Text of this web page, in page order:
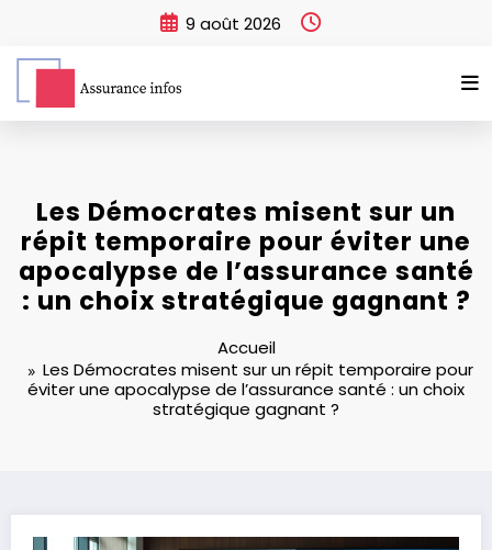
9 août 2026
Les Démocrates misent sur un
répit temporaire pour éviter une
apocalypse de l’assurance santé
: un choix stratégique gagnant ?
Accueil
Les Démocrates misent sur un répit temporaire pour
éviter une apocalypse de l’assurance santé : un choix
stratégique gagnant ?